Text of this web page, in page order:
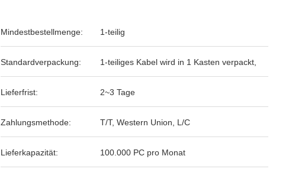
Mindestbestellmenge: 1-teilig
Standardverpackung: 1-teiliges Kabel wird in 1 Kasten verpackt,
Lieferfrist: 2~3 Tage
Zahlungsmethode: T/T, Western Union, L/C
Lieferkapazität: 100.000 PC pro Monat